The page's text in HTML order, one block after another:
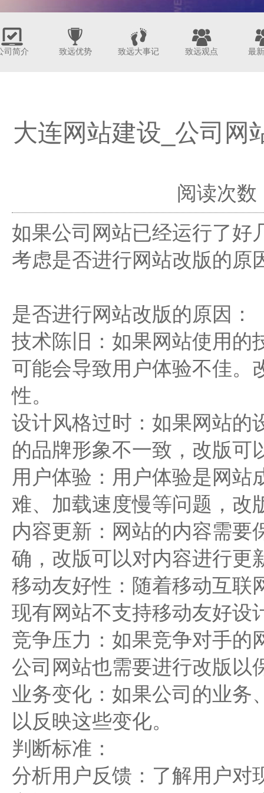
司简介 致远优势 致远大事记 致远观点 最
大连网站建设_公司网
阅读次
如果公司网站已经运行了好
考虑是否进行网站改版的原
是否进行网站改版的原因：
技术陈旧：如果网站使用的
可能会导致用户体验不佳。
性。
设计风格过时：如果网站的
的品牌形象不一致，改版可
用户体验：用户体验是网站
难、加载速度慢等问题，改
内容更新：网站的内容需要
确，改版可以对内容进行更
移动友好性：随着移动互联
现有网站不支持移动友好设
竞争压力：如果竞争对手的
公司网站也需要进行改版以
业务变化：如果公司的业务
以反映这些变化。
判断标准：
分析用户反馈：了解用户对